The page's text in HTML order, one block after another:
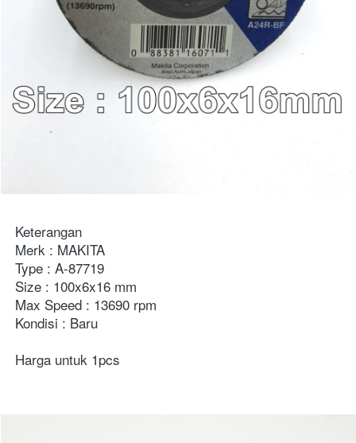
Keterangan
Merk : MAKITA
Type : A-87719
Size : 100x6x16 mm
Max Speed : 13690 rpm
Kondisi : Baru
Harga untuk 1pcs